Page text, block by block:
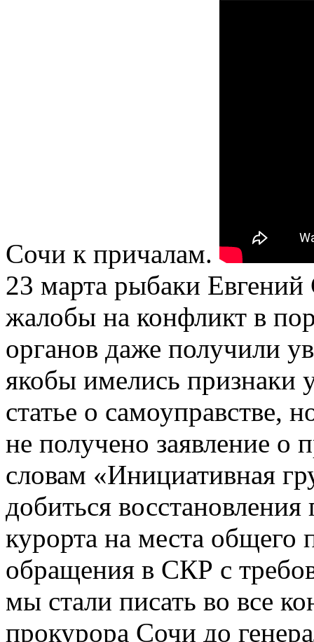
Сочи к причалам.
23 марта рыбаки
жалобы на конфликт в
органов даже получили
якобы имелись признаки
статье о самоуправстве,
не получено заявление
словам «Инициативная
добиться
курорта на места общего
обращения в СКР с
мы стали писать во все
прокурора Сочи до